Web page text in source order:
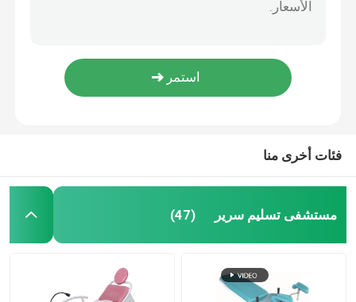
الأريكة الفحص الطبي
مستهلكات الأجهزة الطبية
سرير التمريض الكهربائية
سرير المستشفى اليدوي
فئات أخرى منا
مستشفى تسليم سرير (47)